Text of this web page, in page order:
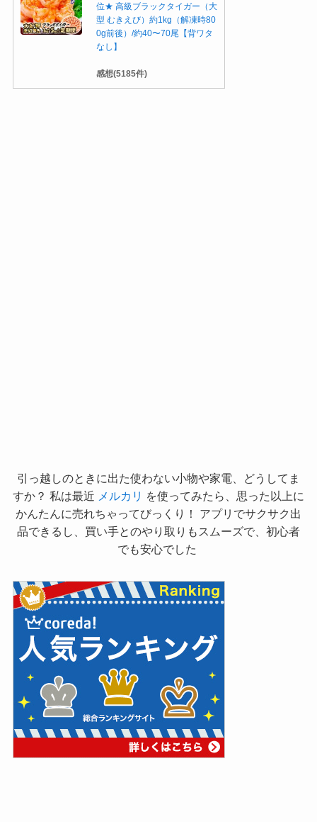
位★ 高級ブラックタイガー（大
型 むきえび）約1kg（解凍時80
0g前後）/約40〜70尾【背ワタ
なし】
感想(5185件)
引っ越しのときに出た使わない小物や家電、どうしてま
すか？ 私は最近 メルカリ を使ってみたら、思った以上に
かんたんに売れちゃってびっくり！ アプリでサクサク出
品できるし、買い手とのやり取りもスムーズで、初心者
でも安心でした